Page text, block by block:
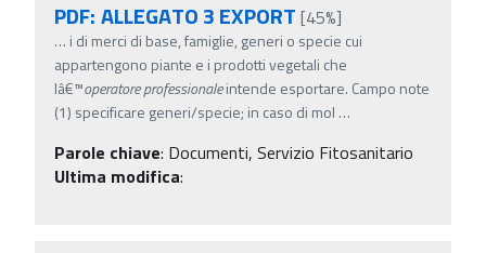
PDF: ALLEGATO 3 EXPORT [45%]
… i di merci di base, famiglie, generi o specie cui
appartengono piante e i prodotti vegetali che
lâ€™operatoreprofessionaleintende esportare. Campo note
(1) specificare generi/specie; in caso di mol …
Parole chiave: Documenti, Servizio Fitosanitario
Ultima modifica: